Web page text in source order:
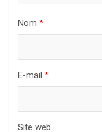
Nom *
E-mail *
Site web